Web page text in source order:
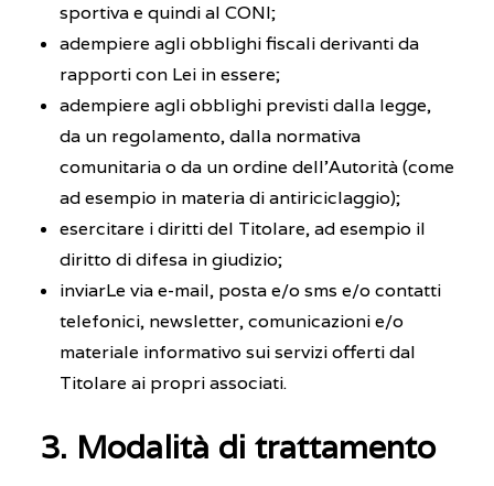
sportiva e quindi al CONI;
adempiere agli obblighi fiscali derivanti da
rapporti con Lei in essere;
adempiere agli obblighi previsti dalla legge,
da un regolamento, dalla normativa
comunitaria o da un ordine dell’Autorità (come
ad esempio in materia di antiriciclaggio);
esercitare i diritti del Titolare, ad esempio il
diritto di difesa in giudizio;
inviarLe via e-mail, posta e/o sms e/o contatti
telefonici, newsletter, comunicazioni e/o
materiale informativo sui servizi offerti dal
Titolare ai propri associati.
3. Modalità di trattamento